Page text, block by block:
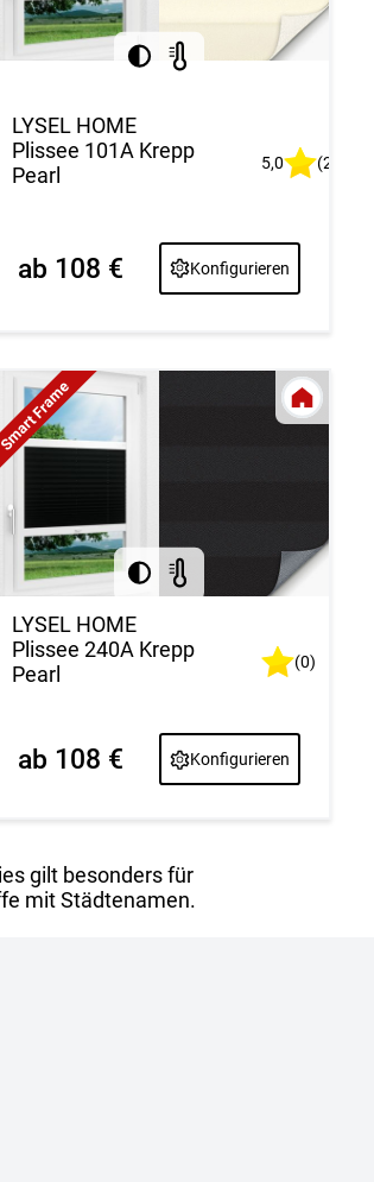
LYSEL HOME
Plissee 101A Krepp
Pearl
5,0 (2)
Konfigurieren
ab 108 €
LYSEL HOME
Plissee 240A Krepp
Pearl
Frame
(0)
Konfigurieren
ab 108 €
gilt besonders für
mit Städtenamen.